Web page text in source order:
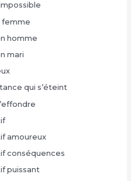
femme
homme
mari
qui s’éteint
amoureux
conséquences
puissant